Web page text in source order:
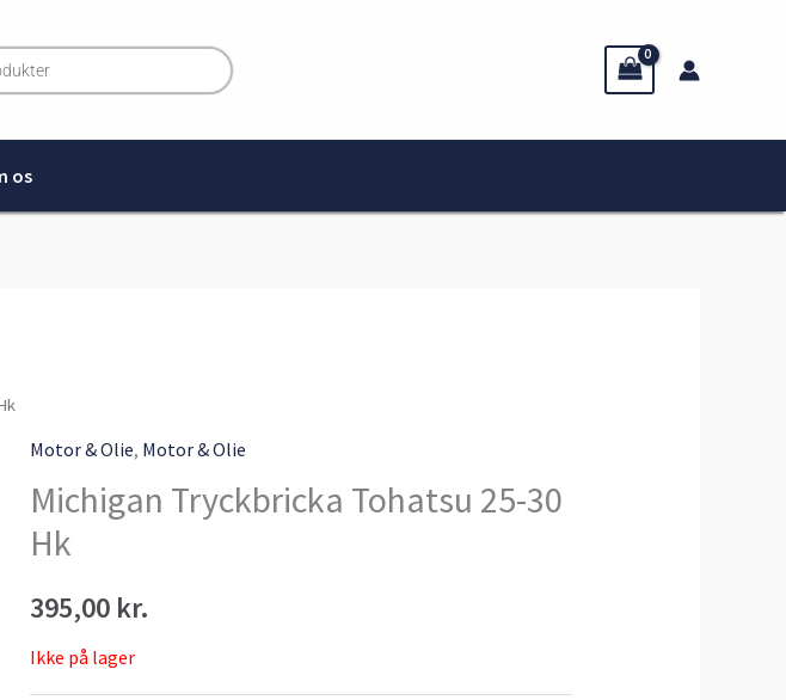
os
Motor & Olie, Motor & Olie
Michigan Tryckbricka Tohatsu 25-30
Hk
395,00 kr.
Ikke på lager